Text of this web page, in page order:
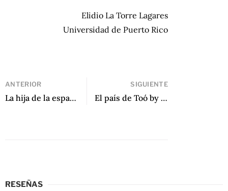
Elidio La Torre Lagares
Universidad de Puerto Rico
ANTERIOR
La hija de la española de Karina Sainz Borgo
SIGUIENTE
El país de Toó by Rodrigo Rey Rosa
RESEÑAS